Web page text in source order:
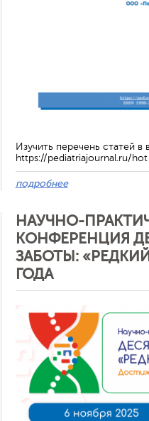
Изучить перечень статей
https://pediatriajournal.ru/hot
подробнее
НАУЧНО-
КОНФЕРЕНЦИЯ
ЗАБОТЫ:
ГОДА
Отменить